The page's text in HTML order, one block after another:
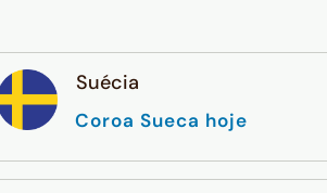
Suécia
Coroa Sueca hoje